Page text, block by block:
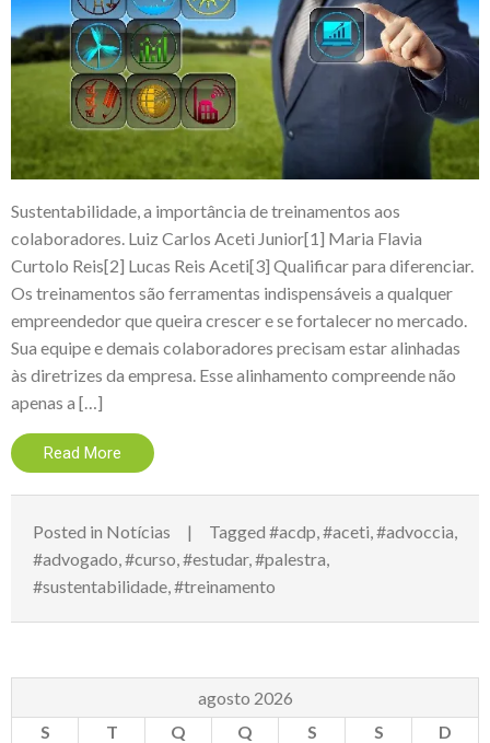
Sustentabilidade, a importância de treinamentos aos
colaboradores. Luiz Carlos Aceti Junior[1] Maria Flavia
Curtolo Reis[2] Lucas Reis Aceti[3] Qualificar para diferenciar.
Os treinamentos são ferramentas indispensáveis a qualquer
empreendedor que queira crescer e se fortalecer no mercado.
Sua equipe e demais colaboradores precisam estar alinhadas
às diretrizes da empresa. Esse alinhamento compreende não
apenas a […]
Read More
Posted in Notícias Tagged #acdp #aceti #advoccia
#advogado #curso #estudar, #palestra
#sustentabilidade #treinamento
agosto 2026
S
T Q Q S S
D